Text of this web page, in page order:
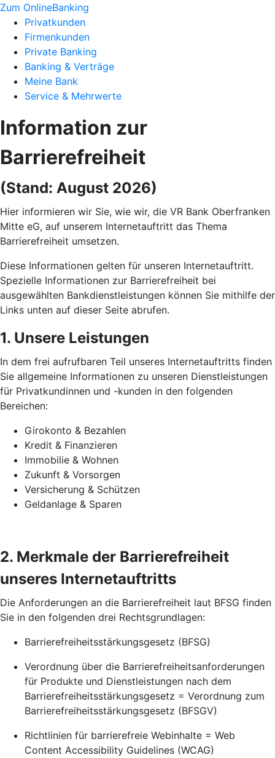
Zum OnlineBanking
Privatkunden
Firmenkunden
Private Banking
Banking & Verträge
Meine Bank
Service & Mehrwerte
Information zur
Barrierefreiheit
(Stand: August 2026)
Hier informieren wir Sie, wie wir, die VR Bank Oberfranken
Mitte eG, auf unserem Internetauftritt das Thema
Barrierefreiheit umsetzen.
Diese Informationen gelten für unseren Internetauftritt.
Spezielle Informationen zur Barrierefreiheit bei
ausgewählten Bankdienstleistungen können Sie mithilfe der
Links unten auf dieser Seite abrufen.
1. Unsere Leistungen
In dem frei aufrufbaren Teil unseres Internetauftritts finden
Sie allgemeine Informationen zu unseren Dienstleistungen
für Privatkundinnen und -kunden in den folgenden
Bereichen:
Girokonto & Bezahlen
Kredit & Finanzieren
Immobilie & Wohnen
Zukunft & Vorsorgen
Versicherung & Schützen
Geldanlage & Sparen
2. Merkmale der Barrierefreiheit
unseres Internetauftritts
Die Anforderungen an die Barrierefreiheit laut BFSG finden
Sie in den folgenden drei Rechtsgrundlagen:
Barrierefreiheitsstärkungsgesetz (BFSG)
Verordnung über die Barrierefreiheitsanforderungen
für Produkte und Dienstleistungen nach dem
Barrierefreiheitsstärkungsgesetz = Verordnung zum
Barrierefreiheitsstärkungsgesetz (BFSGV)
Richtlinien für barrierefreie Webinhalte = Web
Content Accessibility Guidelines (WCAG)